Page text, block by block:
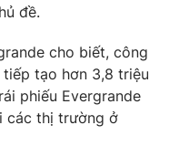
Nam
đề.
cho biết, công
tạo hơn 3,8 triệu
phiếu Evergrande
các thị trường ở